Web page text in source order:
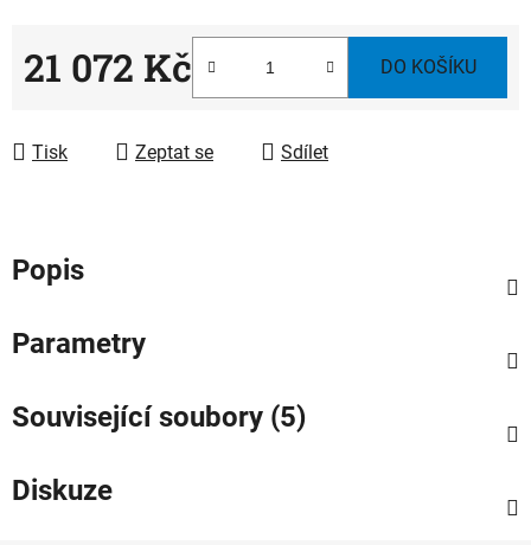
21 072 Kč DO KOŠÍKU
Tisk Zeptat se Sdílet
Popis
Parametry
Související soubory (5)
Diskuze